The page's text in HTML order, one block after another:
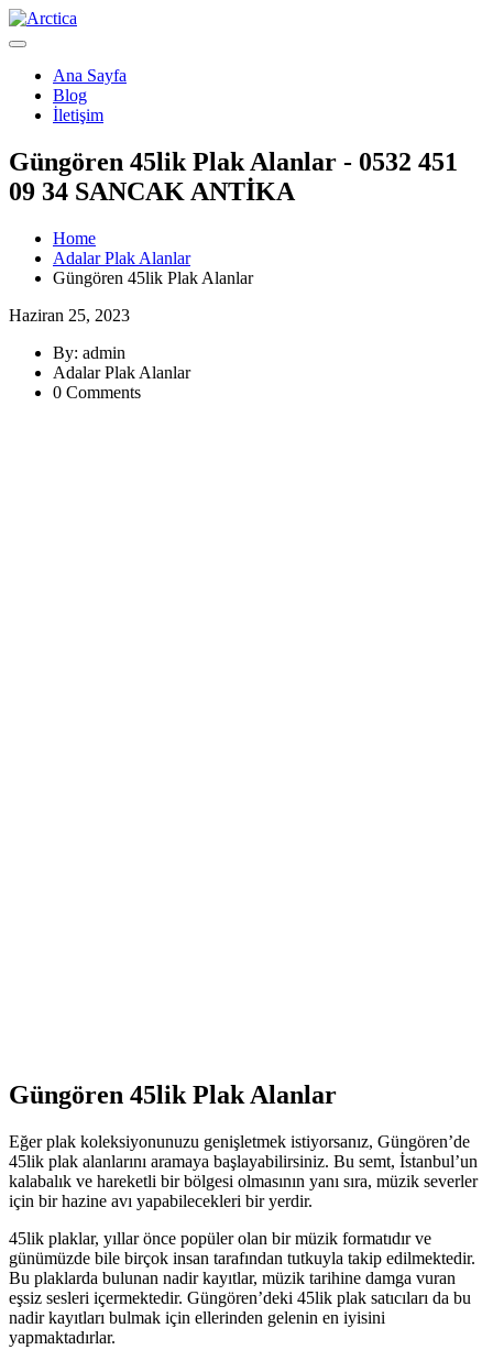
Ana Sayfa
Blog
İletişim
Güngören 45lik Plak Alanlar - 0532 451
09 34 SANCAK ANTİKA
Home
Adalar Plak Alanlar
Güngören 45lik Plak Alanlar
Haziran 25, 2023
By: admin
Adalar Plak Alanlar
0 Comments
Güngören 45lik Plak Alanlar
Eğer plak koleksiyonunuzu genişletmek istiyorsanız, Güngören’de
45lik plak alanlarını aramaya başlayabilirsiniz. Bu semt, İstanbul’un
kalabalık ve hareketli bir bölgesi olmasının yanı sıra, müzik severler
için bir hazine avı yapabilecekleri bir yerdir.
45lik plaklar, yıllar önce popüler olan bir müzik formatıdır ve
günümüzde bile birçok insan tarafından tutkuyla takip edilmektedir.
Bu plaklarda bulunan nadir kayıtlar, müzik tarihine damga vuran
eşsiz sesleri içermektedir. Güngören’deki 45lik plak satıcıları da bu
nadir kayıtları bulmak için ellerinden gelenin en iyisini
yapmaktadırlar.